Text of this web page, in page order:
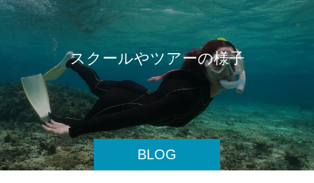
BLOG
ス ク ールやツ アーの様子